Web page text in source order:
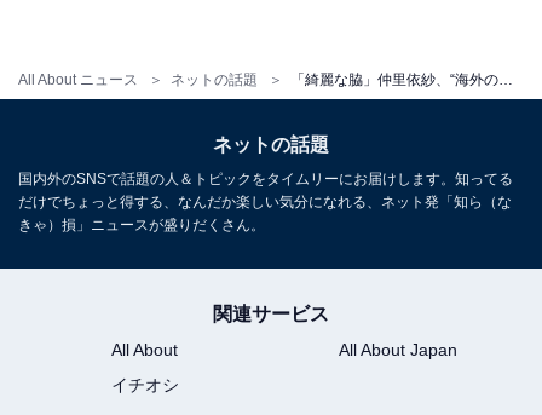
All About ニュース ネットの話題
ネットの話題
国内外のSNSで話題の人＆トピックをタイムリーにお届けします。知ってる
だけでちょっと得する、なんだか楽しい気分になれる、ネット発「知ら（な
きゃ）損」ニュースが盛りだくさん。
関連サービス
All About
All About Japan
イチオシ